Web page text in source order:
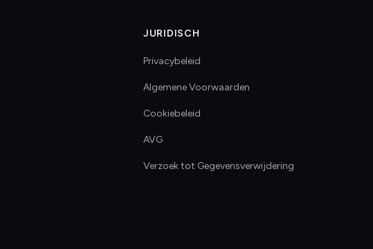
JURIDISCH
Privacybeleid
Algemene Voorwaarden
Cookiebeleid
AVG
Verzoek tot Gegevensverwijdering